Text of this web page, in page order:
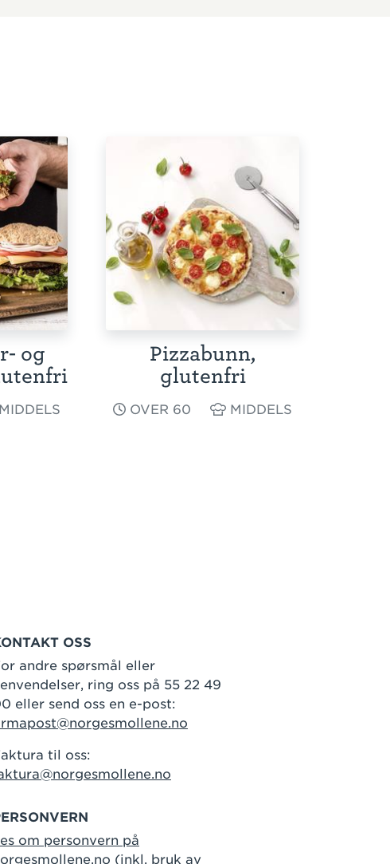
og
MIDDELS
Pizzabunn,
glutenfri
OVER 60 MIDDELS
OSS
andre spørsmål eller
ring oss på 55 22 49
eller send oss en e-post:
til oss:
om personvern på
(inkl. bruk av